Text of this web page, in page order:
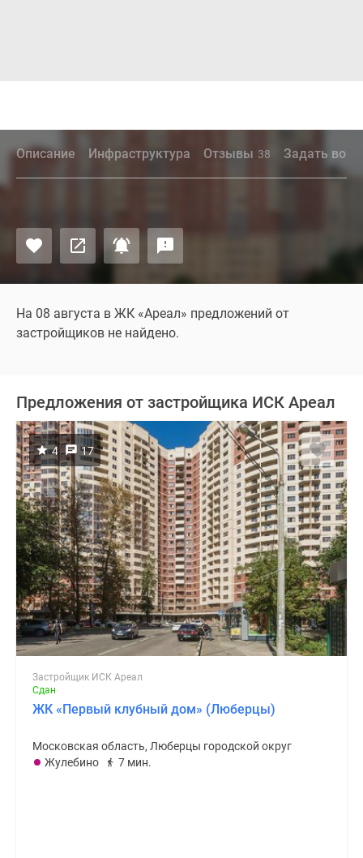
Описание Инфраструктура Отзывы 38 Задать
На 08 августа в ЖК «Ареал» предложений от
застройщиков не найдено.
Предложения от застройщика ИСК Ареал
4 17
Застройщик ИСК Ареал
Сдан
ЖК «Первый клубный дом» (Люберцы)
Московская область, Люберцы городской округ
Жулебино
7 мин.